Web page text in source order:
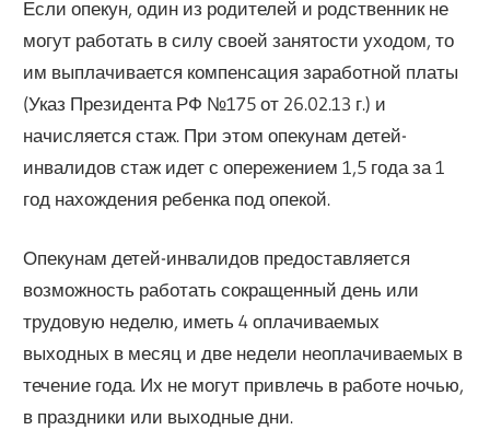
Если опекун, один из родителей и родственник не
могут работать в силу своей занятости уходом, то
им выплачивается компенсация заработной платы
(Указ Президента РФ №175 от 26.02.13 г.) и
начисляется стаж. При этом опекунам детей-
инвалидов стаж идет с опережением 1,5 года за 1
год нахождения ребенка под опекой.
Опекунам детей-инвалидов предоставляется
возможность работать сокращенный день или
трудовую неделю, иметь 4 оплачиваемых
выходных в месяц и две недели неоплачиваемых в
течение года. Их не могут привлечь в работе ночью,
в праздники или выходные дни.